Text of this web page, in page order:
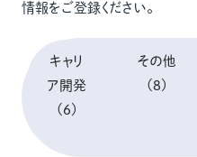
情報をご登録ください。
キャリ
ア開発
(6)
その他
(8)